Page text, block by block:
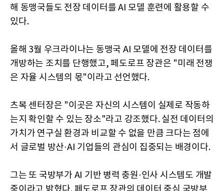
해 동맹국들도 전장 데이터를 AI 모델 훈련에 활용할 수
있다.
올해 3월 우크라이나는 동맹국 AI 모델에 전장 데이터를
개방하는 조치를 단행했고, 페도로프 장관은 "미래 전쟁
은 자율 시스템의 몫"이라고 선언했다.
츠복 센터장은 "이곳은 자신의 시스템이 실제로 작동하
는지 확인할 수 있는 장소"라고 강조했다. 실전 데이터의
가치가 연구실 환경과 비교할 수 없을 만큼 크다는 점에
서 글로벌 방산·AI 기업들의 관심이 집중되는 배경이다.
그는 또 국방부가 AI 기반 병력 충원·인사 시스템도 개발